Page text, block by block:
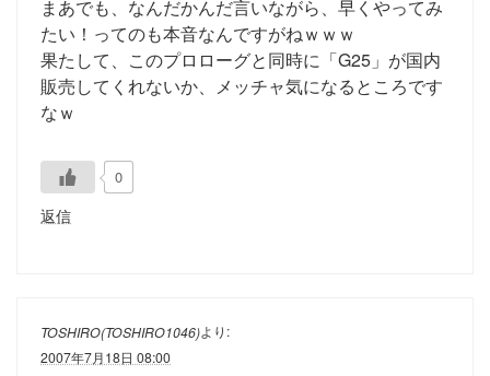
まあでも、なんだかんだ言いながら、早くやってみ
たい！ってのも本音なんですがねｗｗｗ
果たして、このプロローグと同時に「G25」が国内
販売してくれないか、メッチャ気になるところです
なｗ
0
返信
TOSHIRO(TOSHIRO1046)より:
2007年7月18日 08:00